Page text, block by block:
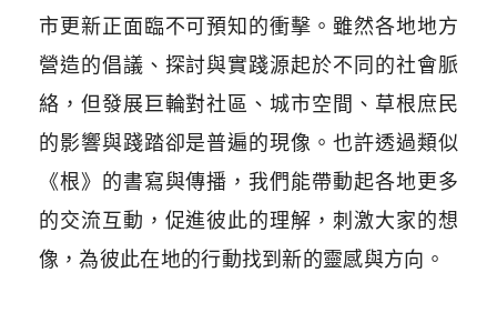
市更新正面臨不可預知的衝擊。雖然各地地方
營造的倡議、探討與實踐源起於不同的社會脈
絡，但發展巨輪對社區、城市空間、草根庶民
的影響與踐踏卻是普遍的現像。也許透過類似
《根》的書寫與傳播，我們能帶動起各地更多
的交流互動，促進彼此的理解，刺激大家的想
像，為彼此在地的行動找到新的靈感與方向。